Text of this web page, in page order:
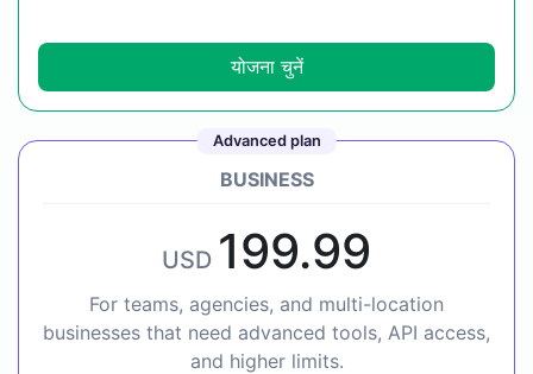
योजना चुनें
Advanced plan
BUSINESS
USD 199.99
For teams, agencies, and multi-location
businesses that need advanced tools, API access,
and higher limits.